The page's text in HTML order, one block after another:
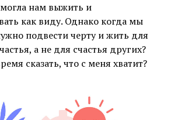
нам выжить и
как виду. Однако когда мы
подвести черту и жить для
а не для счастья других?
сказать, что с меня хватит?